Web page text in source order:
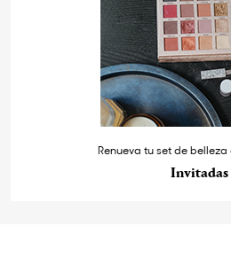
Renueva tu set de
Invitadas